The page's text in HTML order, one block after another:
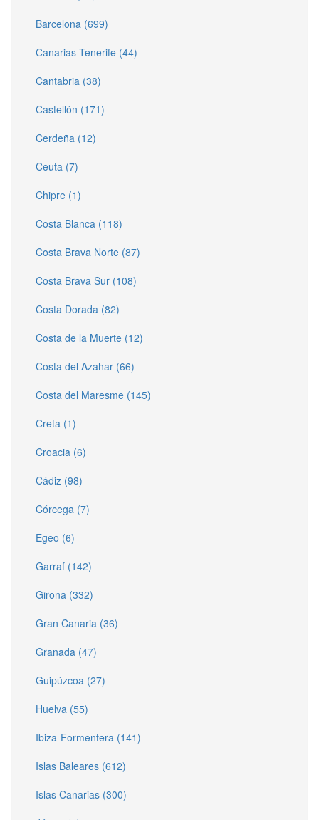
Barcelona (699)
Canarias Tenerife (44)
Cantabria (38)
Castellón (171)
Cerdeña (12)
Ceuta (7)
Chipre (1)
Costa Blanca (118)
Costa Brava Norte (87)
Costa Brava Sur (108)
Costa Dorada (82)
Costa de la Muerte (12)
Costa del Azahar (66)
Costa del Maresme (145)
Creta (1)
Croacia (6)
Cádiz (98)
Córcega (7)
Egeo (6)
Garraf (142)
Girona (332)
Gran Canaria (36)
Granada (47)
Guipúzcoa (27)
Huelva (55)
Ibiza-Formentera (141)
Islas Baleares (612)
Islas Canarias (300)